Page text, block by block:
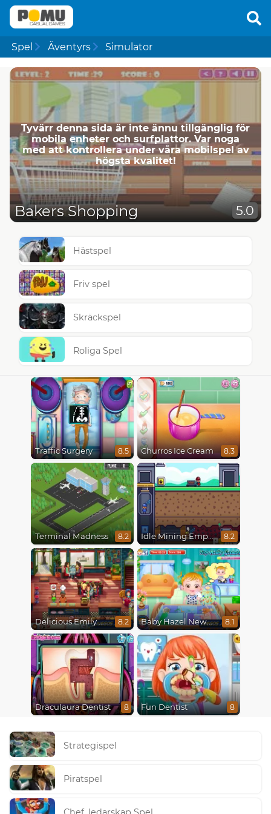
Spel Äventyrs Simulator
Tyvärr denna sida är inte ännu tillgänglig för
mobila enheter och surfplattor. Var noga
med att kontrollera under våra mobilspel av
högsta kvalitet!
Bakers Shopping 5.0
Hästspel
Friv spel
Skräckspel
Roliga Spel
Traffic Surgery 8.5 Churros Ice Cream 8.3
Terminal Madness 8.2 Idle Mining Empire 8.2
Delicious Emily New Beginning 8.2 Baby Hazel Newborn Vaccination 8.1
Draculaura Dentist 8 Fun Dentist 8
Strategispel
Piratspel